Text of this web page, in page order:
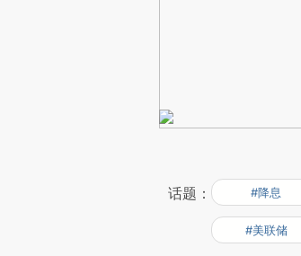
话题： #降息
#美联储